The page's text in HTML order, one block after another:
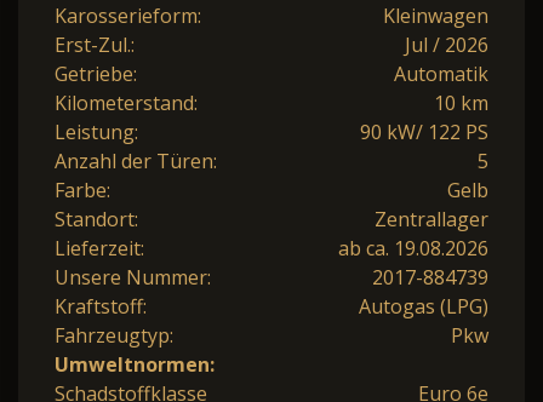
Karosserieform:
Kleinwagen
Erst-Zul.:
Jul / 2026
Getriebe:
Automatik
Kilometerstand:
10 km
Leistung:
90 kW/ 122 PS
Anzahl der Türen:
5
Farbe:
Gelb
Standort:
Zentrallager
Lieferzeit:
ab ca. 19.08.2026
Unsere Nummer:
2017-884739
Kraftstoff:
Autogas (LPG)
Fahrzeugtyp:
Pkw
Umweltnormen:
Schadstoffklasse
Euro 6e